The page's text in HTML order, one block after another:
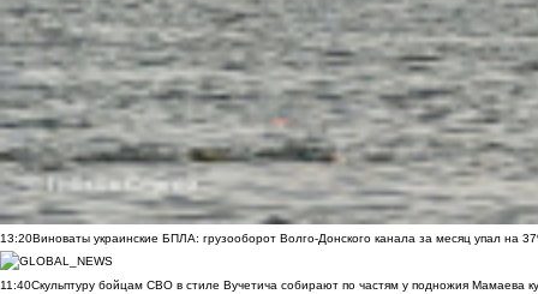
13:20Виноваты украинские БПЛА: грузооборот Волго-Донского канала за месяц упал на
11:40Скульптуру бойцам СВО в стиле Вучетича собирают по частям у подножия Мамаева